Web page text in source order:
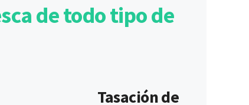
de todo tipo de
Tasación de